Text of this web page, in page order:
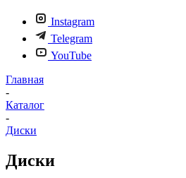
Instagram
Telegram
YouTube
Главная
-
Каталог
-
Диски
Диски